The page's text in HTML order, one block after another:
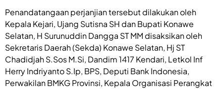
Penandatangaan perjanjian tersebut dilakukan oleh
Kepala Kejari, Ujang Sutisna SH dan Bupati Konawe
Selatan, H Surunuddin Dangga ST MM disaksikan oleh
Sekretaris Daerah (Sekda) Konawe Selatan, Hj ST
Chadidjah S.Sos M.Si, Dandim 1417 Kendari, Letkol Inf
Herry Indriyanto S.Ip, BPS, Deputi Bank Indonesia,
Perwakilan BMKG Provinsi, Kepala Organisasi Perangkat